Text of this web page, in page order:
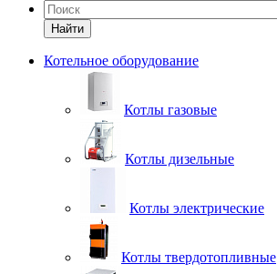
Найти
Котельное оборудование
Котлы газовые
Котлы дизельные
Котлы электрические
Котлы твердотопливные